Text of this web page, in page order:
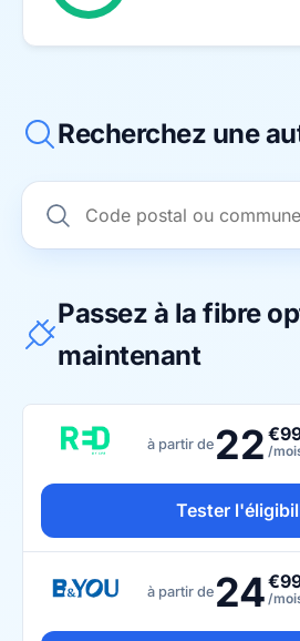
Recherchez une
Passez à la fibre
maintenant
à partir de 22 /
Tester
à partir de 24 /